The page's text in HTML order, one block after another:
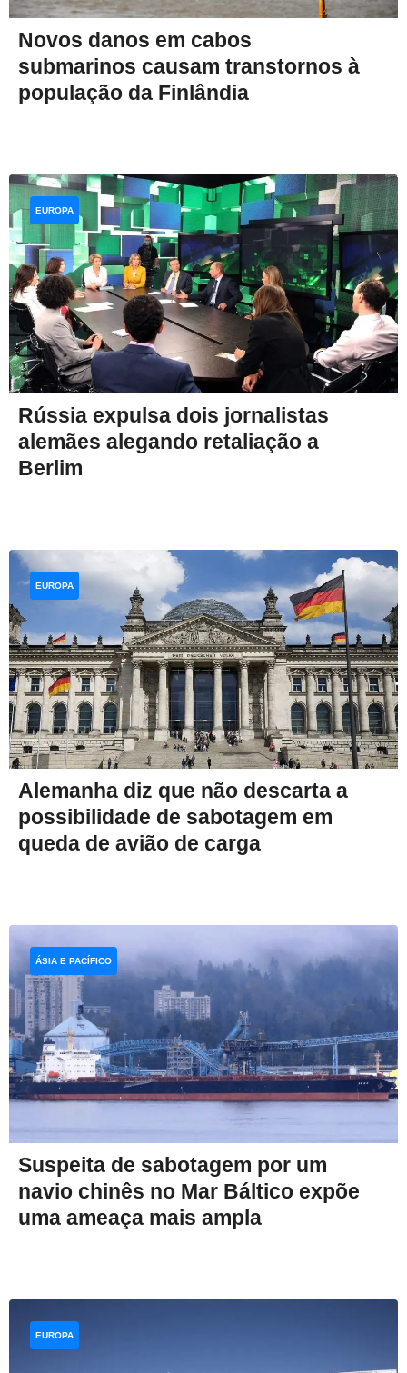
Novos danos em cabos
submarinos causam transtornos à
população da Finlândia
Rússia expulsa dois jornalistas
alemães alegando retaliação a
Berlim
EUROPA
Alemanha diz que não descarta a
possibilidade de sabotagem em
queda de avião de carga
EUROPA
Suspeita de sabotagem por um
navio chinês no Mar Báltico expõe
uma ameaça mais ampla
ÁSIA E PACÍFICO
EUROPA